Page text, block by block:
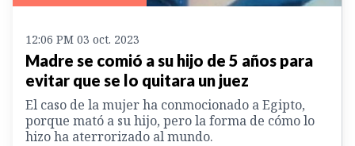
12:06 PM 03 oct. 2023
Madre se comió a su hijo de 5 años para
evitar que se lo quitara un juez
El caso de la mujer ha conmocionado a Egipto,
porque mató a su hijo, pero la forma de cómo lo
hizo ha aterrorizado al mundo.